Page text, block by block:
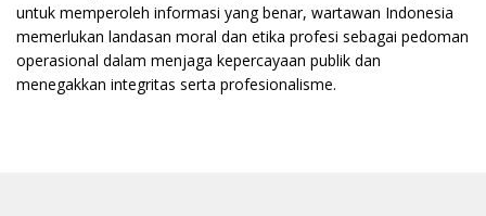
untuk memperoleh informasi yang benar, wartawan Indonesia
memerlukan landasan moral dan etika profesi sebagai pedoman
operasional dalam menjaga kepercayaan publik dan
menegakkan integritas serta profesionalisme.